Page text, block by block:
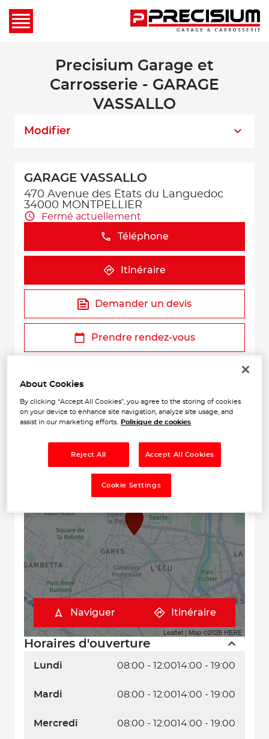
Precisium Garage et
Carrosserie - GARAGE
VASSALLO
Modifier
GARAGE VASSALLO
470 Avenue des Etats du Languedoc
34000 MONTPELLIER
Fermé actuellement
Téléphone
Itinéraire
Demander un devis
Prendre rendez-vous
Horaires d'ouverture
Lundi 08:00 - 12:0014:00 - 19:00
Mardi 08:00 - 12:0014:00 - 19:00
Mercredi 08:00 - 12:0014:00 - 19:00
Leaflet | Map ©2026 HERE
Naviguer Itinéraire
About Cookies
By clicking “Accept All Cookies”, you agree to the storing of cookies
on your device to enhance site navigation, analyze site usage, and
assist in our marketing efforts.
Politique de cookies
Reject All Accept All Cookies
Cookie Settings